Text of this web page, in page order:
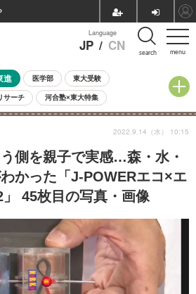
menu
Language
JP / CN search
進 医学部 東大受験
サーチ 河合塾×東大特集
験 中学受験 小学校受験
公立高校 過去問 人気記事
自由研究教材（中学生向け） ランキング
側を親子で実感…森・水・
かった「J-POWERエコ×エ
45枚目の写真・画像
2022.9.14（水） 10:15